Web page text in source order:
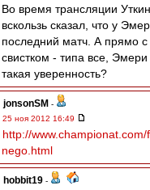
Во время трансляции
вскользь сказал, что у
последний матч. А прямо
свистком - типа все,
такая уверенность?
jonsonSM -
25 ноя 2012 16:49
http://
nego.html
hobbit19 -